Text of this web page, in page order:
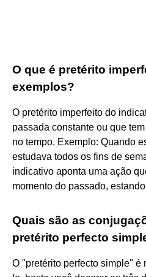
O que é pretérito
exemplos?
O pretérito imperfeito do
passada constante ou que
no tempo. Exemplo: Quando
estudava todos os fins de
indicativo aponta uma ação
momento do passado,
Quais são as
pretérito perfecto
O "pretérito perfecto simple"